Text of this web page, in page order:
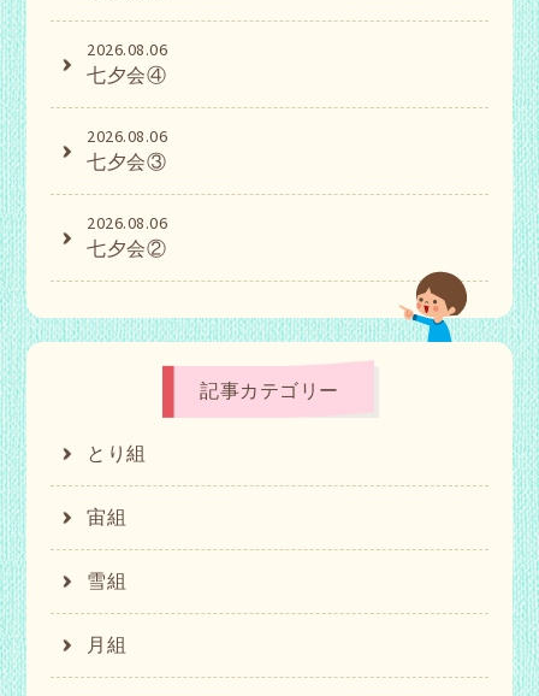
2026.08.06
七夕会④
2026.08.06
七夕会③
2026.08.06
七夕会②
記事カテゴリー
とり組
宙組
雪組
月組